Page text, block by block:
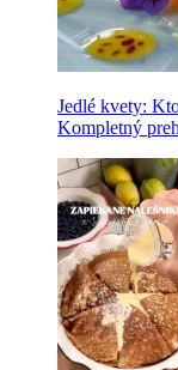
Jedlé kvety:
Kompletný